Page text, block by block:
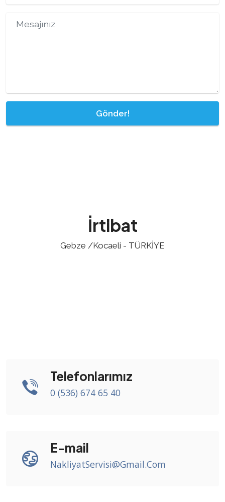
Gönder!
İrtibat
Gebze /Kocaeli - TÜRKİYE
Telefonlarımız
0 (536) 674 65 40
E-mail
NakliyatServisi@Gmail.Com